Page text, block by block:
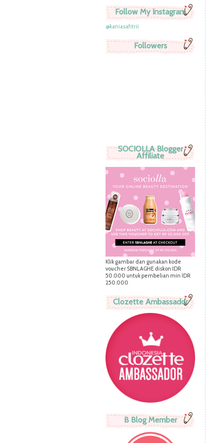
Follow My Instagram
@kaniasafitrii
Followers
SOCIOLLA Blogger
Affiliate
Klik gambar dan gunakan kode
voucher SBNLAGHE diskon IDR
50.000 untuk pembelian min IDR
250.000
Clozette Ambassador
B Blog Member